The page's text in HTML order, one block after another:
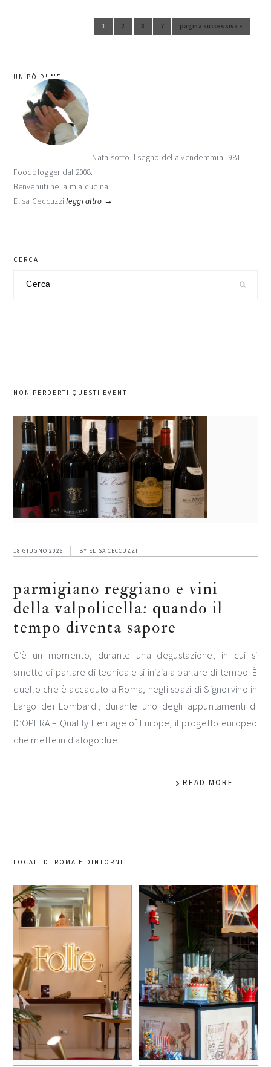
Vai alla pagina
1
Vai alla pagina
2
Vai alla pagina
3
Pagine interim omesse
…
Vai alla pagina
7
Vai alla
pagina successiva »
barra
laterale
primaria
UN PÒ DI ME
Nata sotto il segno della vendemmia 1981.
Foodblogger dal 2008.
Benvenuti nella mia cucina!
Elisa Ceccuzzileggi altro →
CERCA
NON PERDERTI QUESTI EVENTI
18 GIUGNO 2026 BY ELISA CECCUZZI
parmigiano reggiano e vini
della valpolicella: quando il
tempo diventa sapore
C’è un momento, durante una degustazione, in cui si
smette di parlare di tecnica e si inizia a parlare di tempo. È
quello che è accaduto a Roma, negli spazi di Signorvino in
Largo dei Lombardi, durante uno degli appuntamenti di
D’OPERA – Quality Heritage of Europe, il progetto europeo
che mette in dialogo due…
READ MORE
LOCALI DI ROMA E DINTORNI